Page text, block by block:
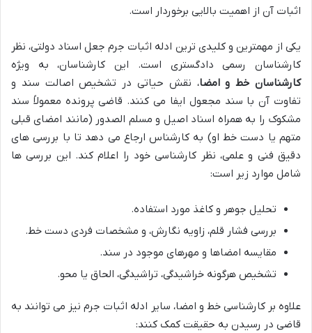
اثبات آن از اهمیت بالایی برخوردار است.
یکی از مهمترین و کلیدی ترین ادله اثبات جرم جعل اسناد دولتی، نظر
کارشناسان رسمی دادگستری است. این کارشناسان، به ویژه
کارشناسان خط و امضا، نقش حیاتی در تشخیص اصالت سند و
تفاوت آن با سند مجعول ایفا می کنند. قاضی پرونده معمولاً سند
مشکوک را به همراه اسناد اصیل و مسلم الصدور (مانند امضای قبلی
متهم یا دست خط او) به کارشناس ارجاع می دهد تا با بررسی های
دقیق فنی و علمی، نظر کارشناسی خود را اعلام کند. این بررسی ها
شامل موارد زیر است:
تحلیل جوهر و کاغذ مورد استفاده.
بررسی فشار قلم، زاویه نگارش، و مشخصات فردی دست خط.
مقایسه امضاها و مهرهای موجود در سند.
تشخیص هرگونه خراشیدگی، تراشیدگی، الحاق یا محو.
علاوه بر کارشناسی خط و امضا، سایر ادله اثبات جرم نیز می توانند به
قاضی در رسیدن به حقیقت کمک کنند: